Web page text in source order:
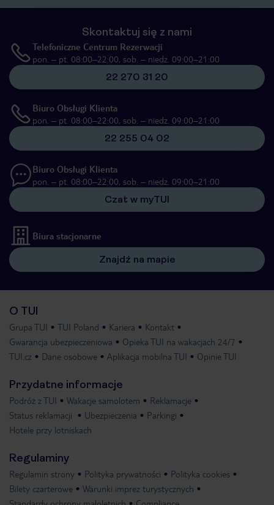
Skontaktuj się z nami
Telefoniczne Centrum Rezerwacji
pon. – pt. 08:00–22:00, sob. – niedz. 09:00–21:00
22 270 31 20
Biuro Obsługi Klienta
pon. – pt. 08:00–22:00, sob. – niedz. 09:00–21:00
22 255 04 02
Biuro Obsługi Klienta
pon. – pt. 08:00–22:00, sob. – niedz. 09:00–21:00
Czat w myTUI
Biura stacjonarne
Znajdź na mapie
O TUI
Grupa TUI TUI Poland Kariera
Kontakt
Gwarancja ubezpieczeniowa
Opieka TUI na wakacjach 24/7
TUI.cz
Dane osobowe Aplikacja mobilna TUI Opinie TUI
Przydatne informacje
Podróż z TUI Wakacje samolotem
Reklamacje
Status reklamacji
Ubezpieczenia
Parkingi
Hotele przy lotniskach
Regulaminy
Regulamin strony Polityka prywatności
Polityka cookies
Bilety czarterowe
Warunki imprez turystycznych